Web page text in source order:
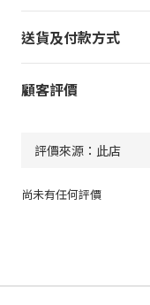
送貨及付款方式
顧客評價
尚未有任何評價